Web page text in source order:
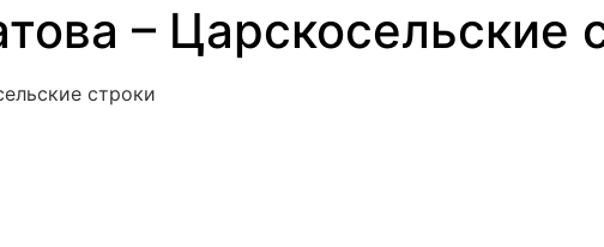
– Царскосельские
строки